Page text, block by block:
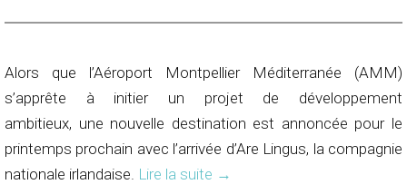
Alors que l’Aéroport Montpellier Méditerranée (AMM)
s’apprête à initier un projet de développement
ambitieux, une nouvelle destination est annoncée pour le
printemps prochain avec l’arrivée d’Are Lingus, la compagnie
nationale irlandaise. Lire la suite →